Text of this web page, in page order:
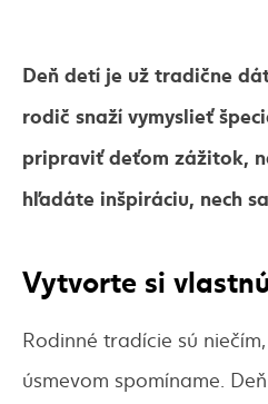
Deň detí je už tradične
rodič snaží vymyslieť
pripraviť deťom zážitok,
hľadáte inšpiráciu, nech
Vytvorte si
Rodinné tradície sú
úsmevom spomíname.